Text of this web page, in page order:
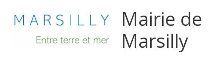
Mairie de
Marsilly